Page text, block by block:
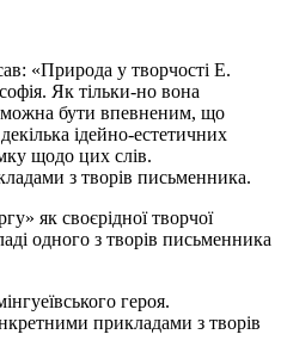
«Природа у творчості Е.
Як тільки-но вона
можна бути впевненим, що
ідейно-естетичних
щодо цих слів.
з творів письменника.
як своєрідної творчої
одного з творів письменника
героя.
прикладами з творів